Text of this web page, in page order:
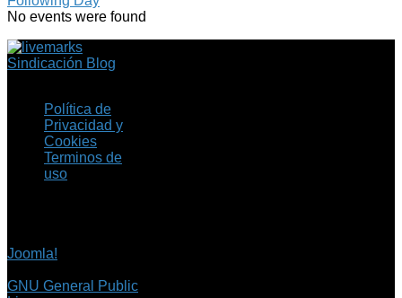
No events were found
Sindicación Blog
Política de
Privacidad y
Cookies
Terminos de
uso
Joomla!
GNU General Public